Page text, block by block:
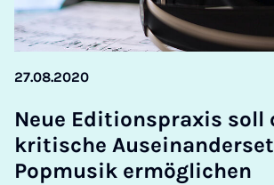
27.08.2020
Neue Edi­tion­sprax­is
krit­ische
Pop­musik er­mög­lichen